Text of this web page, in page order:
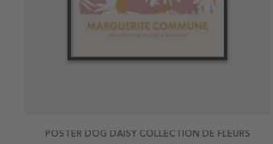
POSTER DOG DAISY COLLECTION DE FLEURS